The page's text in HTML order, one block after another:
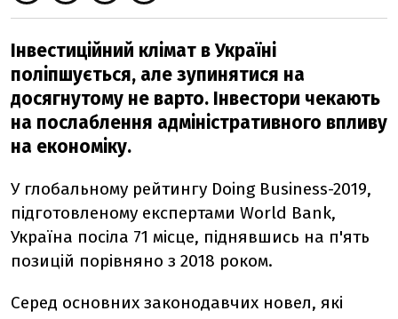
Інвестиційний клімат в Україні
поліпшується, але зупинятися на
досягнутому не варто. Інвестори чекають
на послаблення адміністративного впливу
на економіку.
У глобальному рейтингу Doing Business-2019,
підготовленому експертами World Bank,
Україна посіла 71 місце, піднявшись на п'ять
позицій порівняно з 2018 роком.
Серед основних законодавчих новел, які